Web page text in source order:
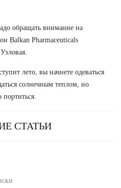
обращать внимание на
Balkan Pharmaceuticals
лето, вы начнете одеваться
солнечным теплом, но
портиться.
СТАТЬИ